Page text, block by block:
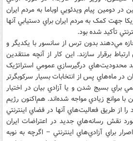
دومين پيام ويدئويي اوباما به مردم ايران
آمريکا جهت کمک به مردم ايران براي دستيابي آنها
تأکيد شده بود.
مي‌دهند بدون ترس از سانسور با يکديگر و
برقرار سازند. اين کار از آنچه منتقدين
محدوديت‌هاي درگيرسازي عمومي استراتژيک
در ماه‌هاي پس از انتخابات بسيار سرکوبگرتر
بسيج شدن و يا آزادي بيان در اختيار
با موانع زيادي مواجه شده‌اند. هم‌‌اکنون رژيم
را از طريق فعاليت‌هاي آنها در فضاي اينترنتي
نقش رسانه‌هاي جديد در اعتراضات ايران
براي آزادي‌هاي اينترنتي – اگرچه به نوبه